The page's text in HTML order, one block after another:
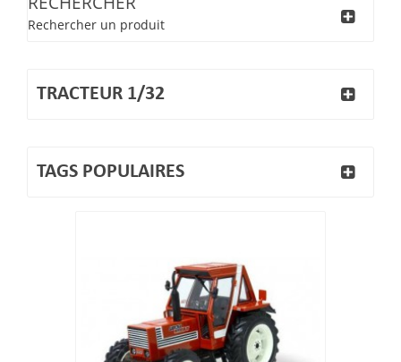
Rechercher un produit
TRACTEUR 1/32
TAGS POPULAIRES